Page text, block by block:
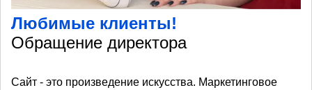
Любимые клиенты!
Обращение директора
Сайт - это произведение искусства. Маркетинговое